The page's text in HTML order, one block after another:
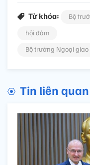
Từ khóa:
Bộ
hội đàm
Bộ trưởng Ngoại
Tin liên quan